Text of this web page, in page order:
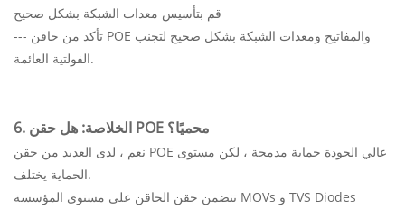
قم بتأسيس معدات الشبكة بشكل صحيح
--- تأكد من حاقن POE والمفاتيح ومعدات الشبكة بشكل صحيح لتجنب
الفولتية العائمة.
6. الخلاصة: هل حقن POE محميًا؟
نعم ، لدى العديد من حقن POE عالي الجودة حماية مدمجة ، لكن مستوى
الحماية يختلف.
تتضمن حقن الحاقن على مستوى المؤسسة MOVs و TVS Diodes